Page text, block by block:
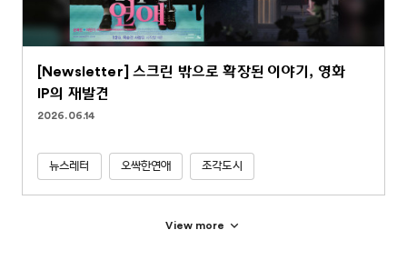
[Newsletter] 스크린 밖으로 확장된 이야기, 영화
IP의 재발견
2026.06.14
뉴스레터 오싹한연애 조각도시
View more